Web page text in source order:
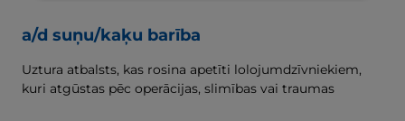
a/d suņu/kaķu barība
Uztura atbalsts, kas rosina apetīti lolojumdzīvniekiem,
kuri atgūstas pēc operācijas, slimības vai traumas